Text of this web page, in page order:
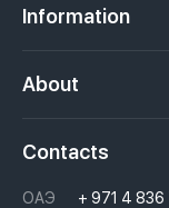
Apartments in
Penthouse in Dubai
Rent a property in
Недвижимость
Information
Laws
Questions And
About
Contacts
ОАЭ + 971 4 836